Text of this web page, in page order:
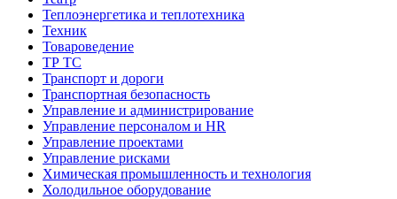
Теплоэнергетика и теплотехника
Техник
Товароведение
ТР ТС
Транспорт и дороги
Транспортная безопасность
Управление и администрирование
Управление персоналом и HR
Управление проектами
Управление рисками
Химическая промышленность и технология
Холодильное оборудование